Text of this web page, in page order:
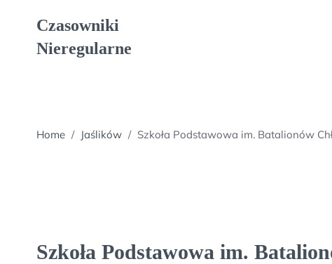
Czasowniki
Nieregularne
Home / Jaślików / Szkoła Podstawowa im. Batalionów
Szkoła Podstawowa im.